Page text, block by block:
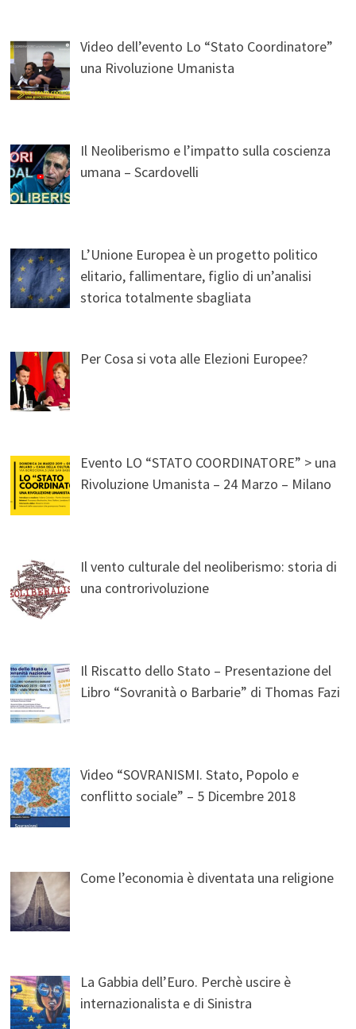
Video dell’evento Lo “Stato Coordinatore”
una Rivoluzione Umanista
Il Neoliberismo e l’impatto sulla coscienza
umana – Scardovelli
L’Unione Europea è un progetto politico
elitario, fallimentare, figlio di un’analisi
storica totalmente sbagliata
Per Cosa si vota alle Elezioni Europee?
Evento LO “STATO COORDINATORE” > una
Rivoluzione Umanista – 24 Marzo – Milano
Il vento culturale del neoliberismo: storia di
una controrivoluzione
Il Riscatto dello Stato – Presentazione del
Libro “Sovranità o Barbarie” di Thomas Fazi
Video “SOVRANISMI. Stato, Popolo e
conflitto sociale” – 5 Dicembre 2018
Come l’economia è diventata una religione
La Gabbia dell’Euro. Perchè uscire è
internazionalista e di Sinistra